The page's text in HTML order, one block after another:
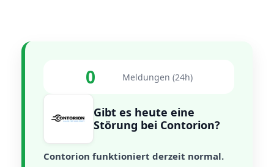
0 Meldungen (24h)
Gibt es heute eine
Störung bei Contorion?
Contorion funktioniert derzeit normal.